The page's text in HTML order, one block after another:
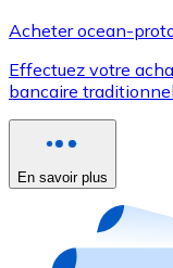
Utilisez les
Acheter avec
Nouveau
Achetez des
Acheter ocean-
Effectuez votre
bancaire
En savoir plus